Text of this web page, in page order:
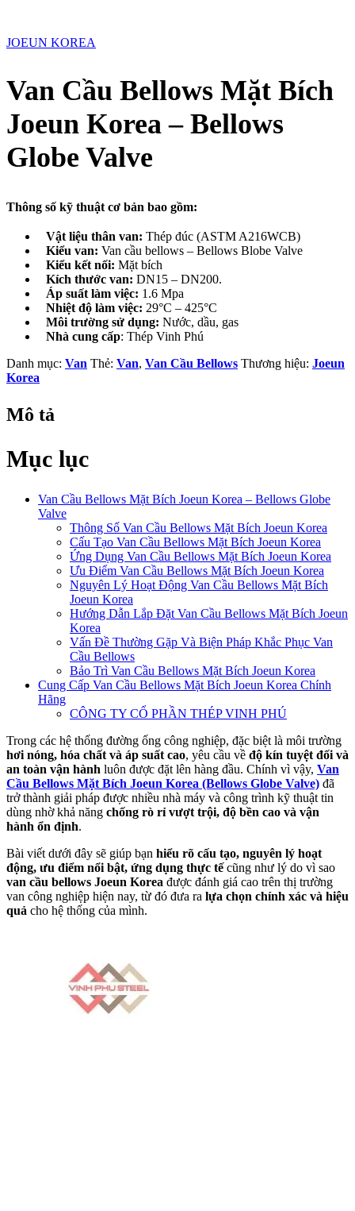
JOEUN KOREA
Van Cầu Bellows Mặt Bích
Joeun Korea – Bellows
Globe Valve
Thông số kỹ thuật cơ bản bao gồm:
Vật liệu thân van: Thép đúc (ASTM A216WCB)
Kiểu van: Van cầu bellows – Bellows Blobe Valve
Kiểu kết nối: Mặt bích
Kích thước van: DN15 – DN200.
Áp suất làm việc: 1.6 Mpa
Nhiệt độ làm việc: 29°C – 425°C
Môi trường sử dụng: Nước, dầu, gas
Nhà cung cấp: Thép Vinh Phú
Danh mục: Van Thẻ: Van, Van Cầu Bellows Thương hiệu: Joeun
Korea
Mô tả
Mục lục
Van Cầu Bellows Mặt Bích Joeun Korea – Bellows Globe
Valve
Thông Số Van Cầu Bellows Mặt Bích Joeun Korea
Cấu Tạo Van Cầu Bellows Mặt Bích Joeun Korea
Ứng Dụng Van Cầu Bellows Mặt Bích Joeun Korea
Ưu Điểm Van Cầu Bellows Mặt Bích Joeun Korea
Nguyên Lý Hoạt Động Van Cầu Bellows Mặt Bích
Joeun Korea
Hướng Dẫn Lắp Đặt Van Cầu Bellows Mặt Bích Joeun
Korea
Vấn Đề Thường Gặp Và Biện Pháp Khắc Phục Van
Cầu Bellows
Bảo Trì Van Cầu Bellows Mặt Bích Joeun Korea
Cung Cấp Van Cầu Bellows Mặt Bích Joeun Korea Chính
Hãng
CÔNG TY CỔ PHẦN THÉP VINH PHÚ
Trong các hệ thống đường ống công nghiệp, đặc biệt là môi trường
hơi nóng, hóa chất và áp suất cao, yêu cầu về độ kín tuyệt đối và
an toàn vận hành luôn được đặt lên hàng đầu. Chính vì vậy, Van
Cầu Bellows Mặt Bích Joeun Korea (Bellows Globe Valve) đã
trở thành giải pháp được nhiều nhà máy và công trình kỹ thuật tin
dùng nhờ khả năng chống rò rỉ vượt trội, độ bền cao và vận
hành ổn định.
Bài viết dưới đây sẽ giúp bạn hiểu rõ cấu tạo, nguyên lý hoạt
động, ưu điểm nổi bật, ứng dụng thực tếcũng như lý do vì sao
van cầu bellows Joeun Korea được đánh giá cao trên thị trường
van công nghiệp hiện nay, từ đó đưa ra lựa chọn chính xác và hiệu
quả cho hệ thống của mình.